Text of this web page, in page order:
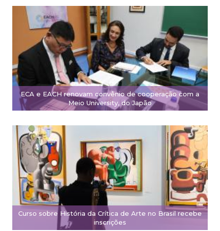
ECA e EACH renovam convênio de cooperação com a
Meio University, do Japão
Curso sobre História da Crítica de Arte no Brasil recebe
inscrições